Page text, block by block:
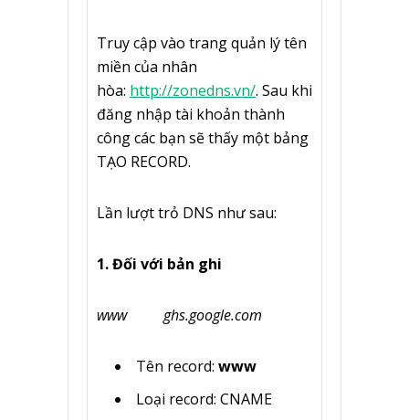
Truy cập vào trang quản lý tên
miền của nhân
hòa: http://zonedns.vn/. Sau khi
đăng nhập tài khoản thành
công các bạn sẽ thấy một bảng
TẠO RECORD.
Lần lượt trỏ DNS như sau:
1. Đối với bản ghi
www ghs.google.com
Tên record: www
Loại record: CNAME